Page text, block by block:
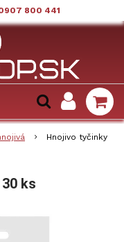
800 441
Hnojivo tyčinky
ks